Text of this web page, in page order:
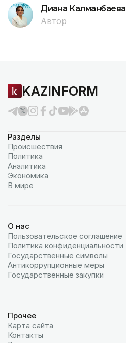
Диана Калманбаева
Автор
KAZINFORM
Разделы
Происшествия
Политика
Аналитика
Экономика
В мире
О нас
Пользовательское соглашение
Политика конфиденциальности
Государственные символы
Антикоррупционные меры
Государственные закупки
Прочее
Карта сайта
Контакты